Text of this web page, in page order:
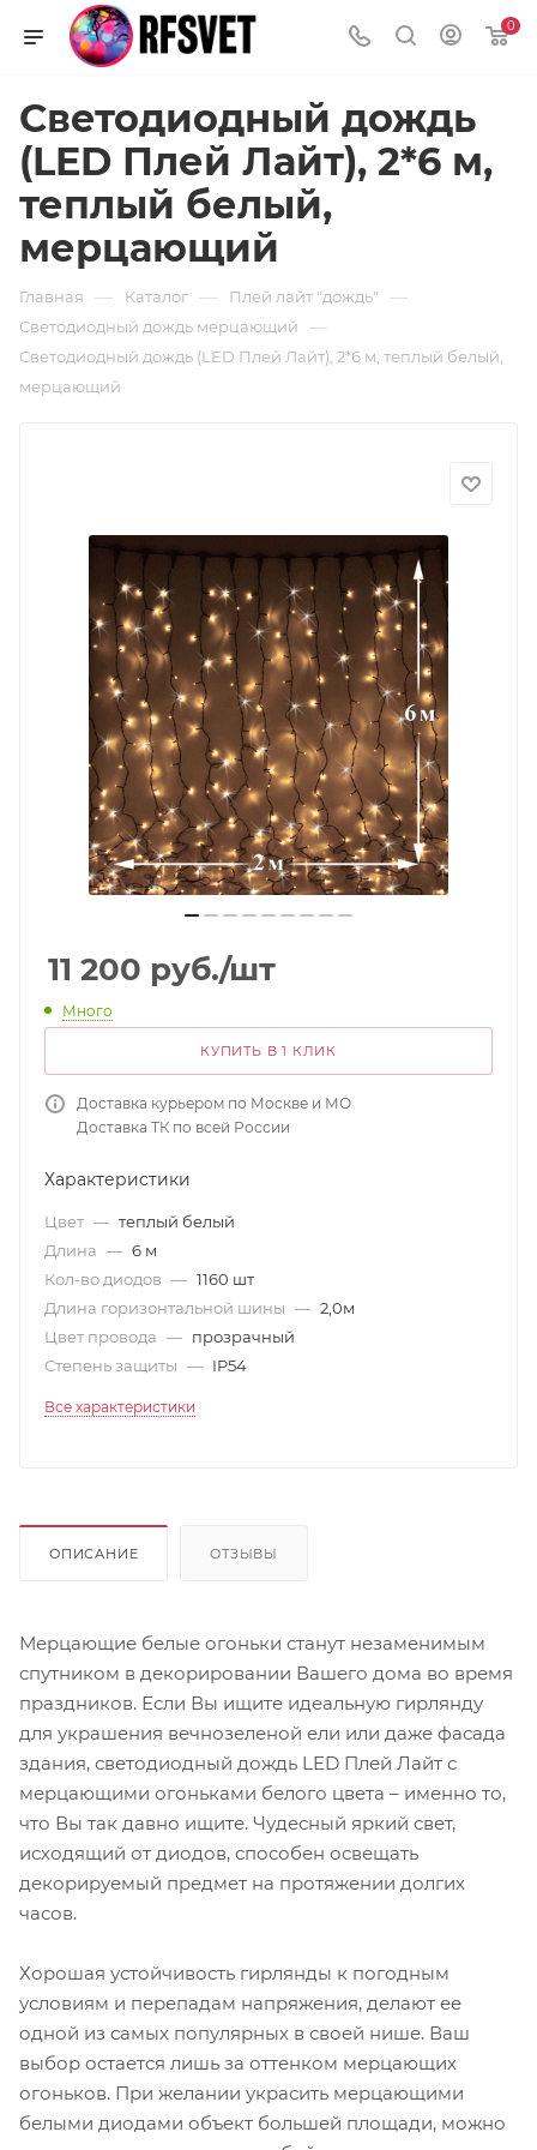
0
Светодиодный дождь
(LED Плей Лайт), 2*6 м,
теплый белый,
мерцающий
Главная — Каталог — Плей лайт "дождь" —
Светодиодный дождь мерцающий —
Светодиодный дождь (LED Плей Лайт), 2*6 м, теплый белый,
мерцающий
11 200 руб./шт
Много
КУПИТЬ В 1 КЛИК
Доставка курьером по Москве и МО
Доставка ТК по всей России
Характеристики
Цвет — теплый белый
Длина — 6 м
Кол-во диодов — 1160 шт
Длина горизонтальной шины — 2,0м
Цвет провода — прозрачный
Степень защиты — IP54
Все характеристики
ОПИСАНИЕ ОТЗЫВЫ
Мерцающие белые огоньки станут незаменимым
спутником в декорировании Вашего дома во время
праздников. Если Вы ищите идеальную гирлянду
для украшения вечнозеленой ели или даже фасада
здания, светодиодный дождь LED Плей Лайт с
мерцающими огоньками белого цвета – именно то,
что Вы так давно ищите. Чудесный яркий свет,
исходящий от диодов, способен освещать
декорируемый предмет на протяжении долгих
часов.
Хорошая устойчивость гирлянды к погодным
условиям и перепадам напряжения, делают ее
одной из самых популярных в своей нише. Ваш
выбор остается лишь за оттенком мерцающих
огоньков. При желании украсить мерцающими
белыми диодами объект большей площади, можно